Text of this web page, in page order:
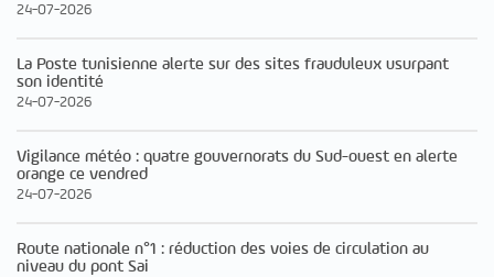
24-07-2026
La Poste tunisienne alerte sur des sites frauduleux usurpant
son identité
24-07-2026
Vigilance météo : quatre gouvernorats du Sud-ouest en alerte
orange ce vendred
24-07-2026
Route nationale n°1 : réduction des voies de circulation au
niveau du pont Sai